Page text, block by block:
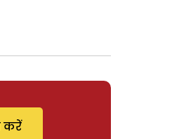
करें